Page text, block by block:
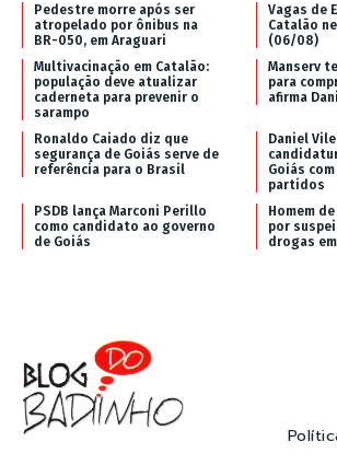
Pedestre morre após ser
atropelado por ônibus na
BR-050, em Araguari
Vagas de
Catalão
(06/08)
Multivacinação em Catalão:
população deve atualizar
caderneta para prevenir o
sarampo
Manserv
para
afirma
Ronaldo Caiado diz que
segurança de Goiás serve de
referência para o Brasil
Daniel
Goiás
partidos
PSDB lança Marconi Perillo
como candidato ao governo
de Goiás
Homem
por
drogas